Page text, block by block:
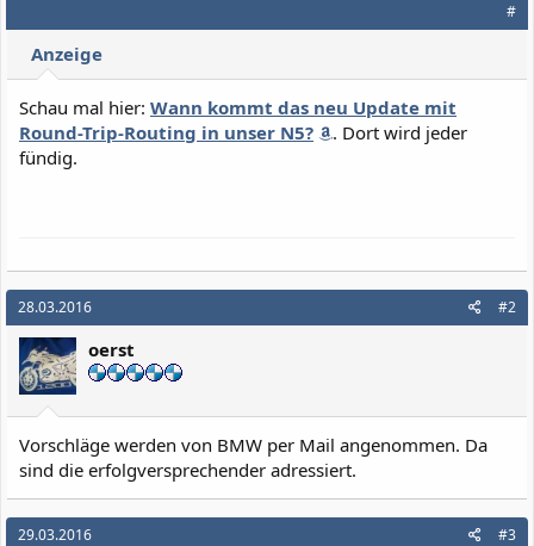
#
Anzeige
Schau mal hier: Wann kommt das neu Update mit
Round-Trip-Routing in unser N5?
. Dort wird jeder
fündig.
28.03.2016 #2
oerst
Vorschläge werden von BMW per Mail angenommen. Da
sind die erfolgversprechender adressiert.
29.03.2016 #3